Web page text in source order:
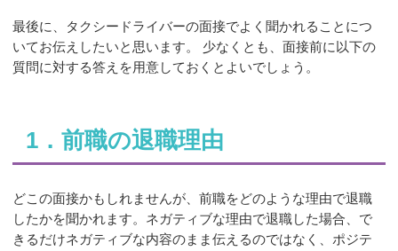
最後に、タクシードライバーの面接でよく聞かれることにつ
いてお伝えしたいと思います。 少なくとも、面接前に以下の
質問に対する答えを用意しておくとよいでしょう。
1．前職の退職理由
どこの面接かもしれませんが、前職をどのような理由で退職
したかを聞かれます。ネガティブな理由で退職した場合、で
きるだけネガティブな内容のまま伝えるのではなく、ポジテ